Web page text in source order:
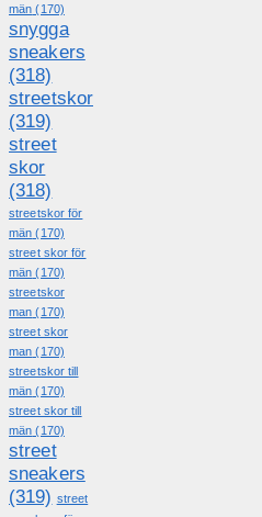
män (170)
snygga
sneakers
(318)
streetskor
(319)
street
skor
(318)
streetskor för
män (170)
street skor för
män (170)
streetskor
man (170)
street skor
man (170)
streetskor till
män (170)
street skor till
män (170)
street
sneakers
(319) street